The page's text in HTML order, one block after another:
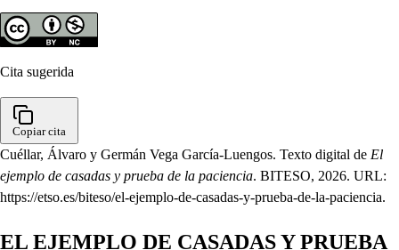
Cita sugerida
Copiar cita
Cuéllar, Álvaro y Germán Vega García-Luengos. Texto digital de El
ejemplo de casadas y prueba de la paciencia. BITESO, 2026. URL:
https://etso.es/biteso/el-ejemplo-de-casadas-y-prueba-de-la-paciencia.
EL EJEMPLO DE CASADAS Y PRUEBA